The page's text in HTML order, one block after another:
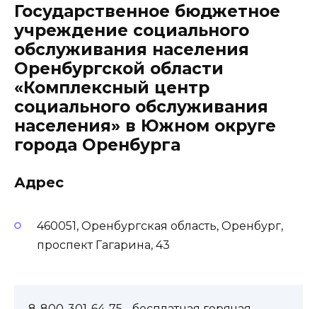
Государственное бюджетное
учреждение социального
обслуживания населения
Оренбургской области
«Комплексный центр
социального обслуживания
населения» в Южном округе
города Оренбурга
Адрес
460051, Оренбургская область, Оренбург,
проспект Гагарина, 43